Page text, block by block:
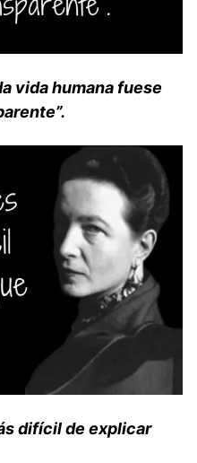
vida humana fuese
difícil de explicar